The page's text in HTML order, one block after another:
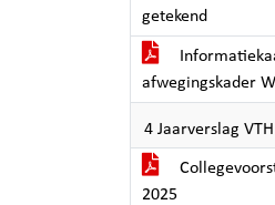
getekend
afwegingskader
4 Jaarverslag
2025